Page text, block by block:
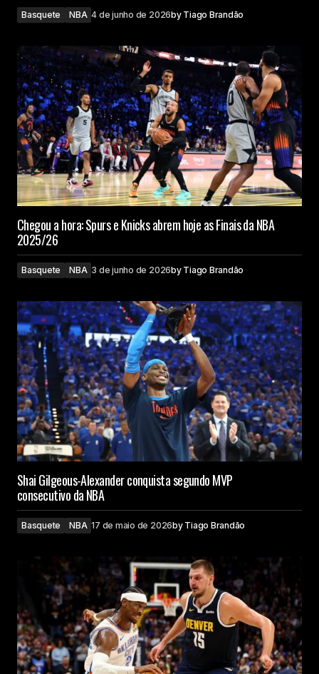
Basquete NBA 4 de junho de 2026by Tiago Brandão
Chegou a hora: Spurs e Knicks abrem hoje as Finais da NBA
2025/26
Basquete NBA 3 de junho de 2026by Tiago Brandão
Shai Gilgeous-Alexander conquista segundo MVP
consecutivo da NBA
Basquete NBA 17 de maio de 2026by Tiago Brandão